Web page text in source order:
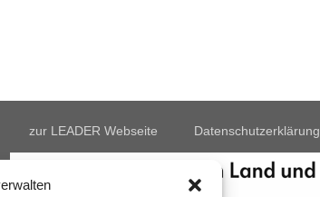
zur LEADER Webseite Datenschutzerklärung